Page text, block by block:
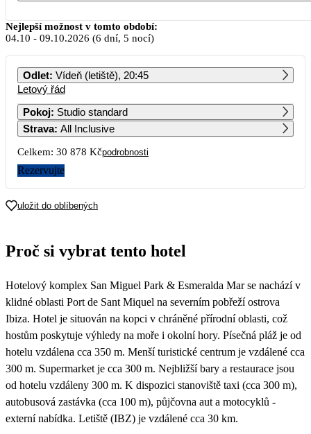
Říjen 2026
PO ÚT ST ČT PÁ SO NE
20 569 18 689 17 759 15 439
5 6
12
19 20
Nejlepší možnost v tomto období:
04.10 - 09.10.2026 (6 dní, 5 nocí)
Odlet: Vídeň (letiště), 20:45
Letový řád
Pokoj: Studio standard
Strava: All Inclusive
Celkem: 30 878 Kčpodrobnosti
Rezervujte
uložit do oblíbených
Proč si vybrat tento hotel
Hotelový komplex San Miguel Park & Esmeralda Mar se nachází v
klidné oblasti Port de Sant Miquel na severním pobřeží ostrova
Ibiza. Hotel je situován na kopci v chráněné přírodní oblasti, což
hostům poskytuje výhledy na moře i okolní hory. Písečná pláž je od
hotelu vzdálena cca 350 m. Menší turistické centrum je vzdálené cca
300 m. Supermarket je cca 300 m. Nejbližší bary a restaurace jsou
od hotelu vzdáleny 300 m. K dispozici stanoviště taxi (cca 300 m),
autobusová zastávka (cca 100 m), půjčovna aut a motocyklů -
externí nabídka. Letiště (IBZ) je vzdálené cca 30 km.